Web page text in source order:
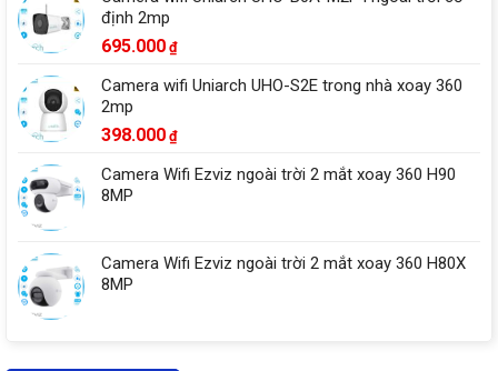
định 2mp
695.000 ₫
Camera wifi Uniarch UHO-S2E trong nhà xoay 360
2mp
398.000 ₫
Camera Wifi Ezviz ngoài trời 2 mắt xoay 360 H90
8MP
Camera Wifi Ezviz ngoài trời 2 mắt xoay 360 H80X
8MP